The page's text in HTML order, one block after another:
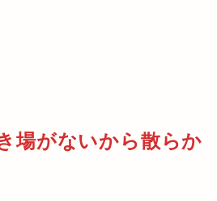
場がないから散らか